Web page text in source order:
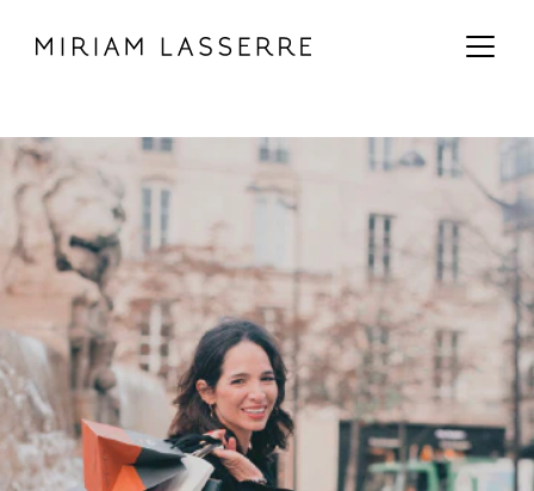
GO TO THE BOTTOM OF THE PAGE